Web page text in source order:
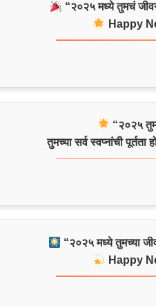
“२०२५ मध्ये तुमचं
Happy
“२०२५
तुमच्या सर्व स्वप्नांची पूर्तता
“२०२५ मध्ये तुमच्या
Happy